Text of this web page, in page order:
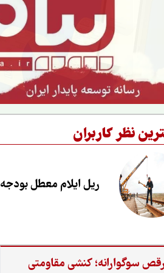
نظر کاربران
ریل ایلام معطل بودجه
رقص سوگوارانه؛ کنشی مقاومتی